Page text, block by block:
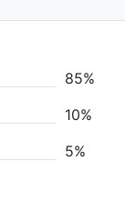
85%
10%
5%